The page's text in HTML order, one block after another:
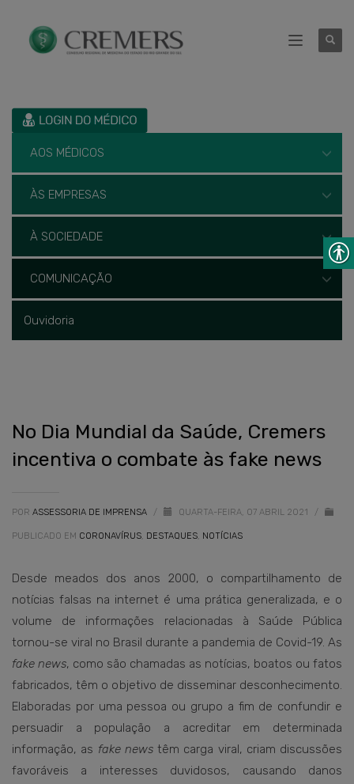
AOS MÉDICOS
ÀS EMPRESAS
À SOCIEDADE
COMUNICAÇÃO
Ouvidoria
No Dia Mundial da Saúde, Cremers
incentiva o combate às fake news
POR ASSESSORIA DE IMPRENSA / QUARTA-FEIRA, 07 ABRIL 2021 /
PUBLICADO EM CORONAVÍRUS, DESTAQUES, NOTÍCIAS
Desde meados dos anos 2000, o compartilhamento de
notícias falsas na internet é uma prática generalizada, e o
volume de informações relacionadas à Saúde Pública
tornou-se viral no Brasil durante a pandemia de Covid-19. As
fake news, como são chamadas as notícias, boatos ou fatos
fabricados, têm o objetivo de disseminar desconhecimento.
Elaboradas por uma pessoa ou grupo a fim de confundir e
persuadir a população a acreditar em determinada
informação, as fake newstêm carga viral, criam discussões
favoráveis a interesses duvidosos, causando danos